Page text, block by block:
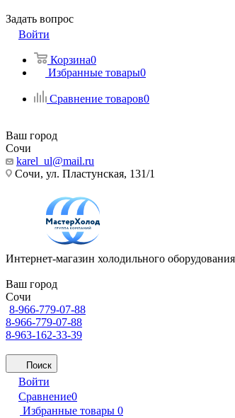
Задать вопрос
Войти
Корзина0
Избранные товары0
Сравнение товаров0
Ваш город
Сочи
karel_ul@mail.ru
Сочи, ул. Пластунская, 131/1
Интернет-магазин холодильного оборудования
Ваш город
Сочи
8-966-779-07-88
8-966-779-07-88
8-963-162-33-39
Поиск
Войти
Сравнение0
Избранные товары 0